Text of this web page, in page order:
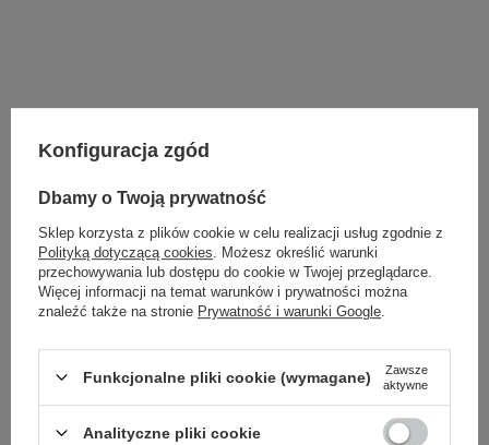
Konfiguracja zgód
Dbamy o Twoją prywatność
Sklep korzysta z plików cookie w celu realizacji usług zgodnie z
Polityką dotyczącą cookies . Możesz określić warunki
przechowywania lub dostępu do cookie w Twojej przeglądarce.
Więcej informacji na temat warunków i prywatności można
znaleźć także na stronie Prywatność i warunki Google
Funkcjonalne pliki cookie (wymagane)
Zawsze
aktywne
Analityczne pliki cookie